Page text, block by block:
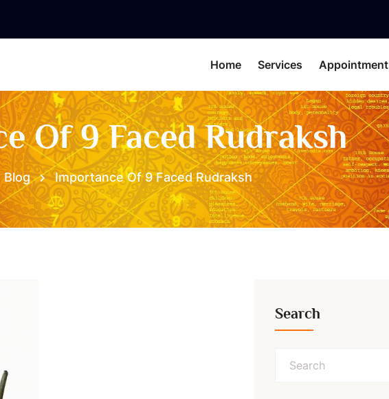
Home Services Appointment
Of 9 Faced Rudraksh
Blog Importance Of 9 Faced Rudraksh
Search